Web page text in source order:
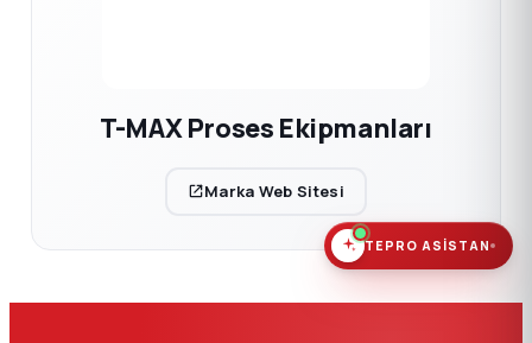
T-MAX Proses Ekipmanları
Marka Web Sitesi
TEPRO ASISTAN